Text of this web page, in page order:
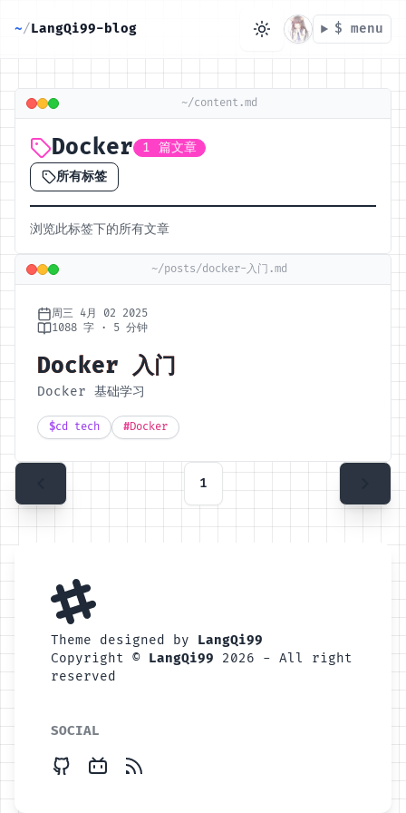
~/LangQi99-blog $ menu
~/content.md
Docker
1 篇文章
所有标签
浏览此标签下的所有文章
~/posts/docker-入门.md
周三 4月 02 2025
1088 字 · 5 分钟
Docker 入门
Docker 基础学习
$cd tech #Docker
1
Theme designed by LangQi99
Copyright © LangQi99 2026 - All right
reserved
SOCIAL
无可用标题